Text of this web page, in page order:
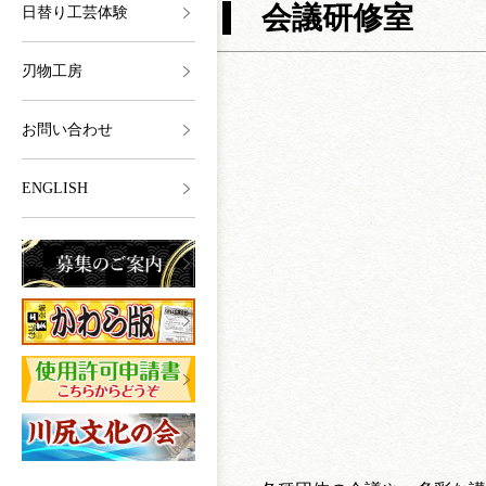
日替り工芸体験
刃物工房
お問い合わせ
ENGLISH
会議研修室